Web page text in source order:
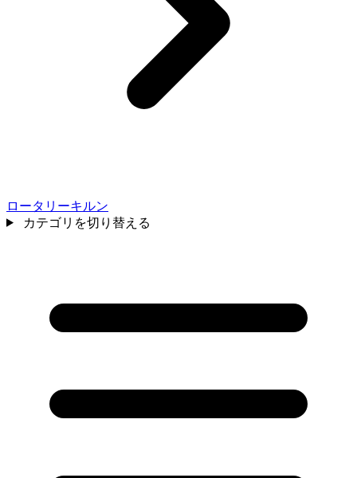
ロータリーキルン
カテゴリを切り替える